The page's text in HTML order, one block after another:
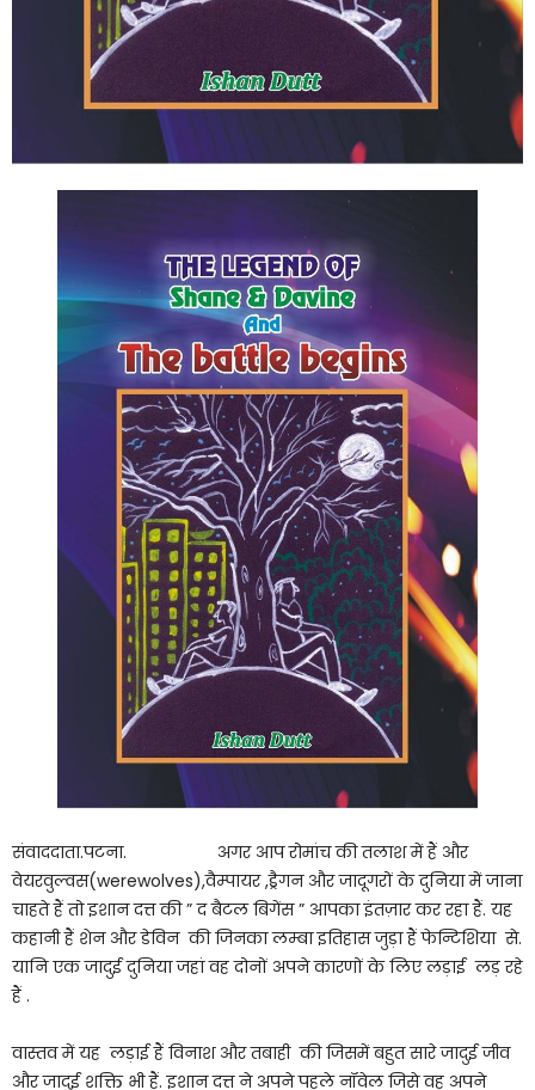
संवाददाता.पटना. अगर आप रोमांच की तलाश में हैं और
वेयरवुल्वस(werewolves),वैम्पायर ,ड्रैगन और जादूगरों के दुनिया में जाना
चाहते हैं तो इशान दत्त की ” द बैटल बिगेंस ” आपका इंतज़ार कर रहा हैं. यह
कहानी हैं शेन और डेविन की जिनका लम्बा इतिहास जुड़ा हैं फेन्टिशिया से.
यानि एक जादुई दुनिया जहां वह दोनों अपने कारणों के लिए लड़ाई लड़ रहे
हैं .
वास्तव में यह लड़ाई हैं विनाश और तबाही की जिसमें बहुत सारे जादुई जीव
और जादुई शक्ति भी हैं. इशान दत्त ने अपने पहले नॉवेल जिसे वह अपने